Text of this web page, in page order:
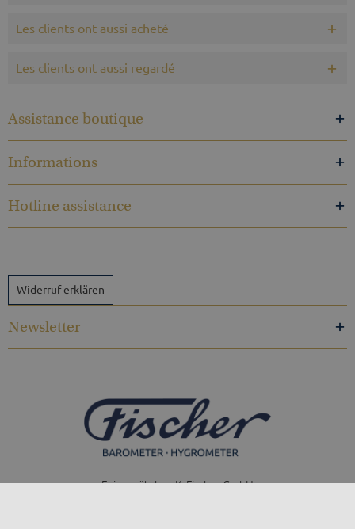
Les clients ont aussi acheté
Les clients ont aussi regardé
Feingerätebau K. Fischer GmbH
Assistance boutique
Informations
Hotline assistance
Widerruf erklären
Newsletter